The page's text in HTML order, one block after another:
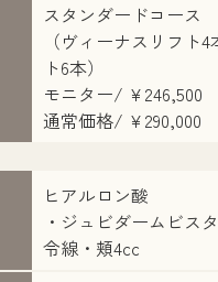
スタンダードコース
（ヴィーナスリフト
ト6本）
モニター/ ¥246,500
通常価格/ ¥290,000
ヒアルロン酸
・ジュビダームビス
令線・頬4cc